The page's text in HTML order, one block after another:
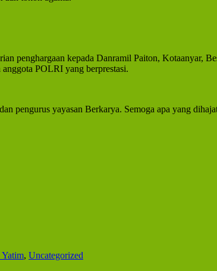
penghargaan kepada Danramil Paiton, Kotaanyar,
POLRI yang berprestasi.
pengurus yayasan Berkarya. Semoga apa yang
Yatim, Uncategorized